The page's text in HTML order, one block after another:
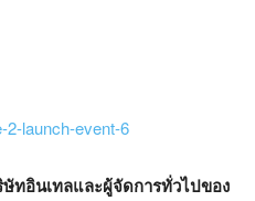
ทอินเทลและผู้จัดการทั่วไปของ